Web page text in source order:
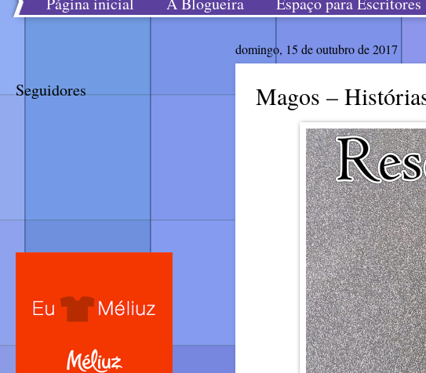
domingo, 15 de outubro de 2017
Magos –
Seguidores